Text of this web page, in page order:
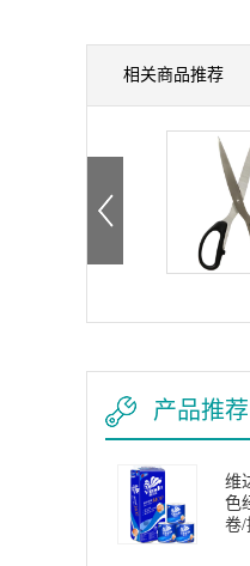
相关商品推荐
产品推荐
维
色
卷/